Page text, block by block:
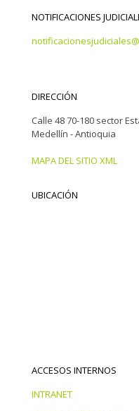
NOTIFICACIONES
DIRECCIÓN
Calle 48 70-180 sector
Medellín - Antioquia
MAPA DEL SITIO XML
UBICACIÓN
ACCESOS INTERNOS
INTRANET